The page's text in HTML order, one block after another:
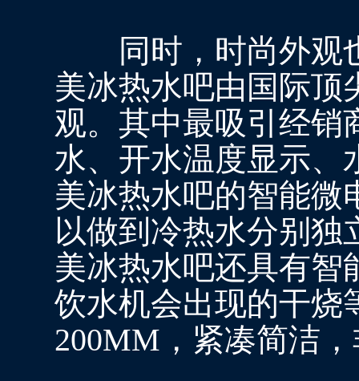
同时，时尚外观也
美冰热水吧由国际顶
观。其中最吸引经销
水、开水温度显示、
美冰热水吧的智能微
以做到冷热水分别独
美冰热水吧还具有智
饮水机会出现的干烧
200MM，紧凑简洁